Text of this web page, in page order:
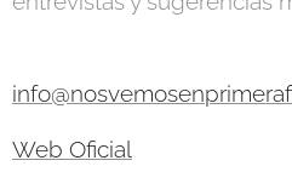
Web Oficial